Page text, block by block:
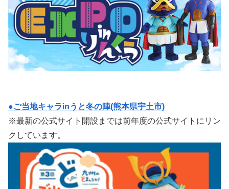
●ご当地キャラinうと冬の陣(熊本県宇土市)
※最新の公式サイト開設までは前年度の公式サイトにリン
クしています。